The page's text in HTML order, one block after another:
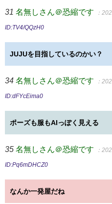
31 名無しさん＠恐縮です ：
ID:TV4/QQzH0
JUJUを目指しているのかい？
34 名無しさん＠恐縮です ：
ID:dFYcEima0
ポーズも服もAIっぽく見える
35 名無しさん＠恐縮です ：
ID:Pq6mDHCZ0
なんか一発屋だね